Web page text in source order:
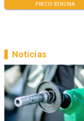
PRECIO BENCINA
Noticias